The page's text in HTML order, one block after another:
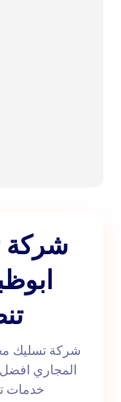
شركة
المجاري
خدمات